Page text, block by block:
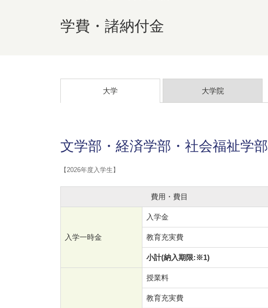
学費・諸納付金
大学 大学院
文学部・経済学部・社会福祉学部
【2026年度入学生】
費用・費目
入学一時金
入学金
教育充実費
小計(納入期限:※1)
授業料
教育充実費